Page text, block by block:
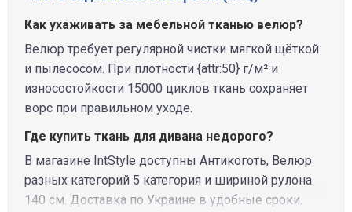
Как ухаживать за мебельной тканью велюр?
Велюр требует регулярной чистки мягкой щёткой
и пылесосом. При плотности {attr:50} г/м² и
износостойкости 15000 циклов ткань сохраняет
ворс при правильном уходе.
Где купить ткань для дивана недорого?
В магазине IntStyle доступны Антикоготь, Велюр
разных категорий 5 категория и шириной рулона
140 см. Доставка по Украине в удобные сроки.